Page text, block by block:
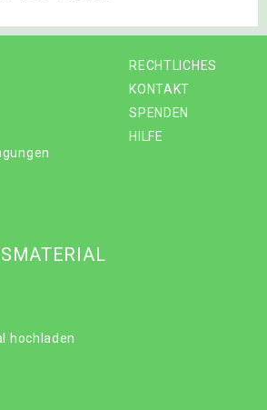
RECHTLICHES
KONTAKT
SPENDEN
HILFE
hochladen